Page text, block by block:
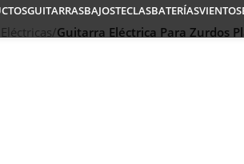
GUITARRASBAJOSTECLASBATERÍASVIENTOS
/Guitarra Eléctrica Para Zurdos